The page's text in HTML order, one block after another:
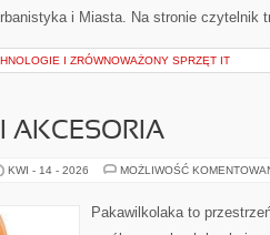
i Miasta. Na stronie czytelnik
I ZRÓWNOWAŻONY SPRZĘT IT
AKCESORIA
KWI - 14 - 2026 MOŻLIWOŚĆ
Pakawilkolaka to